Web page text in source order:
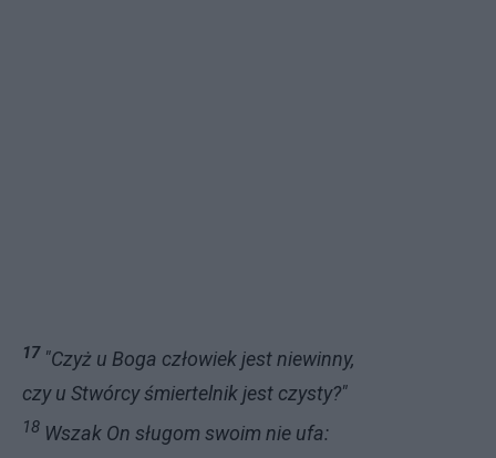
17 "Czyż u Boga człowiek jest niewinny,
czy u Stwórcy śmiertelnik jest czysty?"
18 Wszak On sługom swoim nie ufa: